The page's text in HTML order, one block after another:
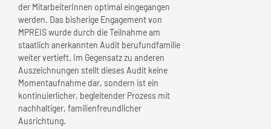
der MitarbeiterInnen optimal eingegangen
werden. Das bisherige Engagement von
MPREIS wurde durch die Teilnahme am
staatlich anerkannten Audit berufundfamilie
weiter vertieft. Im Gegensatz zu anderen
Auszeichnungen stellt dieses Audit keine
Momentaufnahme dar, sondern ist ein
kontinuierlicher, begleitender Prozess mit
nachhaltiger, familienfreundlicher
Ausrichtung.